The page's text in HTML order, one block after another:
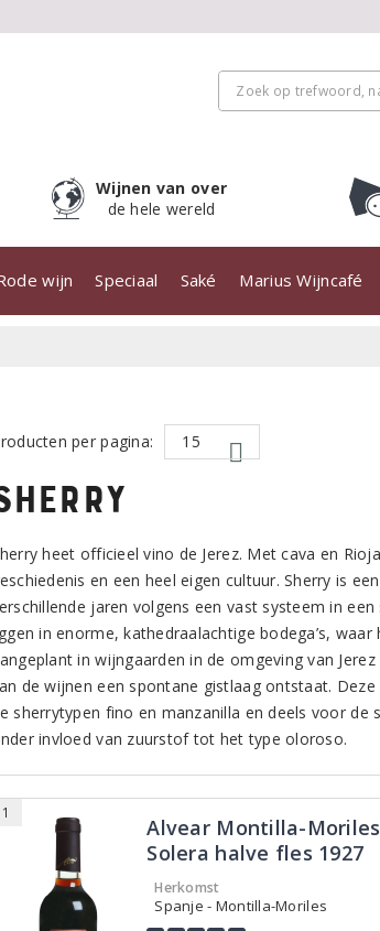
Wijnen van over
de hele wereld
wijn Speciaal Saké Marius Wijncafé
per pagina:
heet officieel vino de Jerez. Met cava en
en een heel eigen cultuur. Sherry is
jaren volgens een vast systeem in
in enorme, kathedraalachtige bodega’s,
in wijngaarden in de omgeving van
de wijnen een spontane gistlaag ontstaat. Deze
sherrytypen fino en manzanilla en deels voor
invloed van zuurstof tot het type oloroso.
1
Alvear Montilla-
Solera halve fles 1927
Herkomst
Spanje - Montilla-Moriles